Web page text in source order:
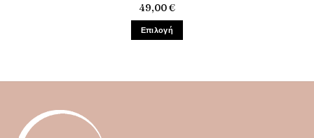
49,00€
Επιλογή